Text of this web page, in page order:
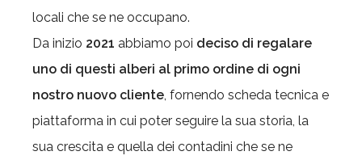
locali che se ne occupano.
Da inizio 2021 abbiamo poi deciso di regalare
uno di questi alberi al primo ordine di ogni
nostro nuovo cliente, fornendo scheda tecnica e
piattaforma in cui poter seguire la sua storia, la
sua crescita e quella dei contadini che se ne